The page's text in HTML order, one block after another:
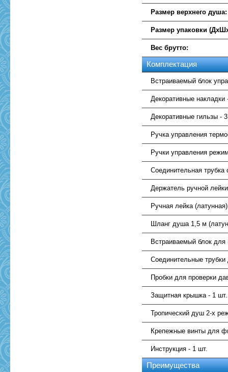
Размер верхнего душа:
Размер упаковки
Вес брутто:
Комплектация
Встраиваемый блок
Декоративные накладки
Декоративные гильзы -
Ручка управления
Ручки управления
Соединительная трубка
Держатель ручной
Ручная лейка
Шланг душа 1,5 м
Встраиваемый блок
Соединительные
Пробки для проверки
Защитная крышка - 1 шт.
Тропический душ 2-х
Крепежные винты для
Инструкция - 1 шт.
Преимущества